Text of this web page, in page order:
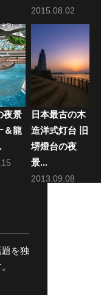
2015.08.02
夜景
＆龍
日本最古の木
造洋式灯台 旧
堺燈台の夜
景...
2013.09.08
を独